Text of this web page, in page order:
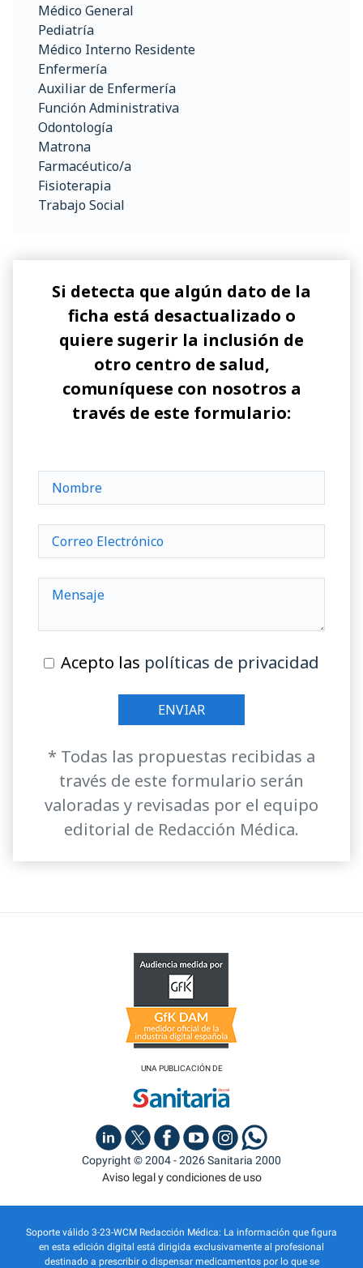
Médico General
Pediatría
Médico Interno Residente
Enfermería
Auxiliar de Enfermería
Función Administrativa
Odontología
Matrona
Farmacéutico/a
Fisioterapia
Trabajo Social
Si detecta que algún dato de la
ficha está desactualizado o
quiere sugerir la inclusión de
otro centro de salud,
comuníquese con nosotros a
través de este formulario:
Acepto las políticas de privacidad
* Todas las propuestas recibidas a
través de este formulario serán
valoradas y revisadas por el equipo
editorial de Redacción Médica.
UNA PUBLICACIÓN DE
Copyright © 2004 - 2026 Sanitaria 2000
Aviso legal y condiciones de uso
Soporte válido 3-23-WCM Redacción Médica: La información que figura
en esta edición digital está dirigida exclusivamente al profesional
destinado a prescribir o dispensar medicamentos por lo que se